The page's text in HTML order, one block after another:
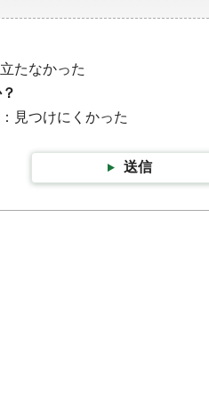
たなかった
見つけにくかった
送信